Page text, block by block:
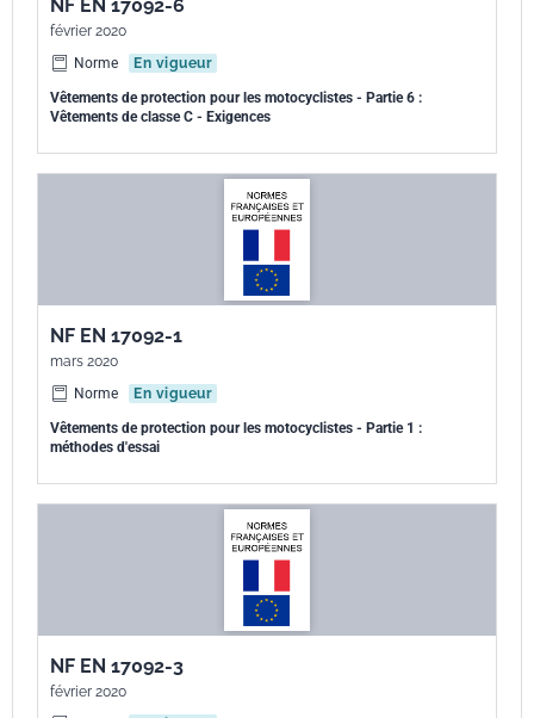
NF EN 17092-6
février 2020
Norme
En vigueur
Vêtements de protection pour les motocyclistes - Partie 6 :
Vêtements de classe C - Exigences
NF EN 17092-1
mars 2020
Norme
En vigueur
Vêtements de protection pour les motocyclistes - Partie 1 :
méthodes d'essai
NF EN 17092-3
février 2020